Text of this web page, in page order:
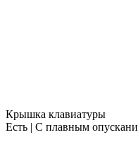
Крышка клавиатуры
Есть | С плавным